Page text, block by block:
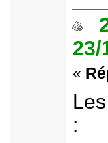
23/
«
: